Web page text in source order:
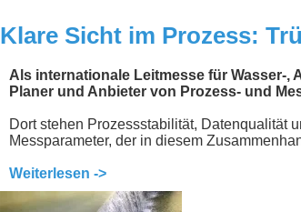
Klare Sicht im Prozess:
Als internationale Leitmesse für Wasser-,
Planer und Anbieter von Prozess- und
Dort stehen Prozessstabilität, Datenqualität
Messparameter, der in diesem
Weiterlesen ->